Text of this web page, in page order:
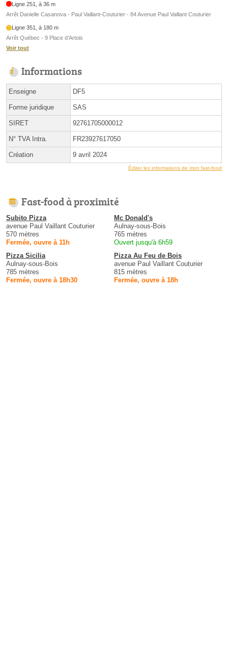
Ligne 251, à 36 m
Arrêt Danielle Casanova - Paul Vaillant-Couturier - 84 Avenue Paul Vaillant Couturier
Ligne 351, à 180 m
Arrêt Québec - 9 Place d’Artois
Voir tout
Informations
Enseigne DF5
Forme juridique SAS
SIRET 92761705000012
N° TVA Intra. FR23927617050
Création 9 avril 2024
Éditer les informations de mon fast-food
Fast-food à proximité
Subito Pizza
avenue Paul Vaillant Couturier
570 mètres
Fermée, ouvre à 11h
Mc Donald's
Aulnay-sous-Bois
765 mètres
Ouvert jusqu'à 6h59
Pizza Sicilia
Aulnay-sous-Bois
785 mètres
Fermée, ouvre à 18h30
Pizza Au Feu de Bois
avenue Paul Vaillant Couturier
815 mètres
Fermée, ouvre à 18h